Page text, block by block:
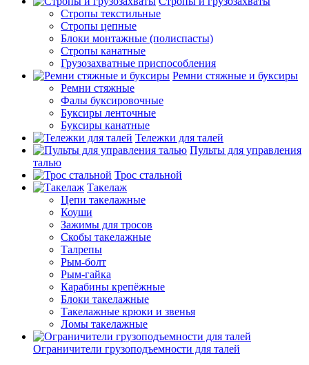
Стропы текстильные
Стропы цепные
Блоки монтажные (полиспасты)
Стропы канатные
Грузозахватные приспособления
Ремни стяжные и буксиры
Ремни стяжные
Фалы буксировочные
Буксиры ленточные
Буксиры канатные
Тележки для талей
Пульты для управления
талью
Трос стальной
Такелаж
Цепи такелажные
Коуши
Зажимы для тросов
Скобы такелажные
Талрепы
Рым-болт
Рым-гайка
Карабины крепёжные
Блоки такелажные
Такелажные крюки и звенья
Ломы такелажные
Ограничители грузоподъемности для талей